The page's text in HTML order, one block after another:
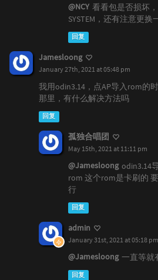
@NCY 看看包是否损坏
SYSTEM，还有注意更换
回复
Jamesloong
January 27th, 2021 at 05:48 pm
我用odin3.14，点AP导入rom的
那里，有什么解决方法吗
回复
孤独合唱团
May 15th, 2021 at 11:11 pm
@Jamesloong odin3.14
rom 这个rom是卡刷的
行
回复
admin
January 31st, 2021 at 05:18 pm
@Jamesloong 一直等就
回复